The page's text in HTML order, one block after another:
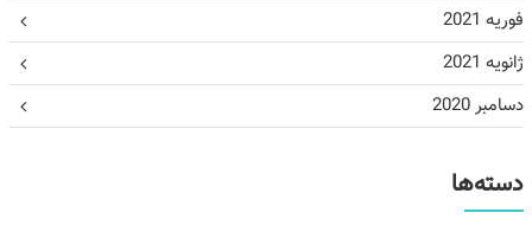
فوریه 2021
ژانویه 2021
دسامبر 2020
دسته‌ها